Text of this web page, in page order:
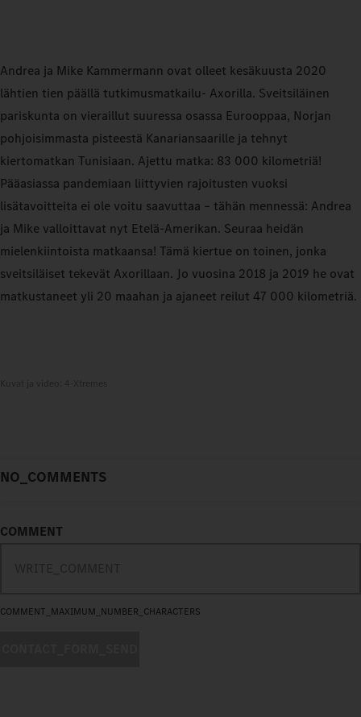
Andrea ja Mike Kammermann ovat olleet kesäkuusta 2020
lähtien tien päällä tutkimusmatkailu‑ Axorilla. Sveitsiläinen
pariskunta on vieraillut suuressa osassa Eurooppaa, Norjan
pohjoisimmasta pisteestä Kanariansaarille ja tehnyt
kiertomatkan Tunisiaan. Ajettu matka: 83 000 kilometriä!
Pääasiassa pandemiaan liittyvien rajoitusten vuoksi
lisätavoitteita ei ole voitu saavuttaa – tähän mennessä: Andrea
ja Mike valloittavat nyt Etelä-Amerikan. Seuraa heidän
mielenkiintoista matkaansa! Tämä kiertue on toinen, jonka
sveitsiläiset tekevät Axorillaan. Jo vuosina 2018 ja 2019 he ovat
matkustaneet yli 20 maahan ja ajaneet reilut 47 000 kilometriä.
NO_COMMENTS
COMMENT
COMMENT_MAXIMUM_NUMBER_CHARACTERS